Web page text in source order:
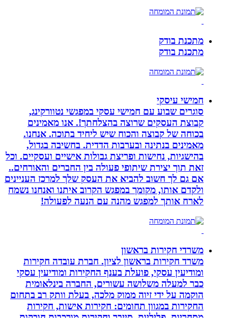
מתכנת בודק
מתכנת בודק
חמישי עיסקי
סוגרים שבוע עם חמישי עסקי במפגשי נטוורקינג,
קבוצת העסקים שרוצה בהצלחתך!. אנו מאמינים
בכוחה של קבוצה והכוח שיש ליחיד בתוכה. אנחנו.
מאמינים בנתינה ובערבות הדדית. בחשיבה בגדול,
בהישגיות, נחישות ופריצת גבולות אישיים ועסקיים. וכל
זאת תוך יצירת שיתופי פעולה בין החברים והאורחים..
אם גם לך חשוב להביא את העסק שלך למרכז העניינים
ולקדם אותו, מקומך במפגש הקרוב איתנו ואנחנו נשמח
לארח אותך למפגש מהנה עם הנעה לפעולה!
משרדי חקירות בראשון
משרד חקירות בראשון לציון. חברת עובדה חקירות
ומודיעין עסקי, פועלת בענף החקירות ומודיעין עסקי
כבר למעלה משלושה עשורים, החברה בינלאומית
הוקמה על ידי זיוה ממוק מלכה, בעלת וותק רב בתחום
החקירות במגוון תחומים: חקירות אישות, חקירות